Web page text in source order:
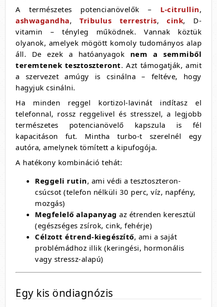
A természetes potencianövelők – L-citrullin,
ashwagandha,Tribulus terrestris,cink, D-
vitamin – tényleg működnek. Vannak köztük
olyanok, amelyek mögött komoly tudományos alap
áll. De ezek a hatóanyagok nem a semmiből
teremtenek tesztoszteront. Azt támogatják, amit
a szervezet amúgy is csinálna – feltéve, hogy
hagyjuk csinálni.
Ha minden reggel kortizol-lavinát indítasz el
telefonnal, rossz reggelivel és stresszel, a legjobb
természetes potencianövelő kapszula is fél
kapacitáson fut. Mintha turbo-t szerelnél egy
autóra, amelynek tömített a kipufogója.
A hatékony kombináció tehát:
Reggeli rutin, ami védi a tesztoszteron-
csúcsot (telefon nélküli 30 perc, víz, napfény,
mozgás)
Megfelelő alapanyag az étrenden keresztül
(egészséges zsírok, cink, fehérje)
Célzott étrend-kiegészítő, ami a saját
problémádhoz illik (keringési, hormonális
vagy stressz-alapú)
Egy kis öndiagnózis